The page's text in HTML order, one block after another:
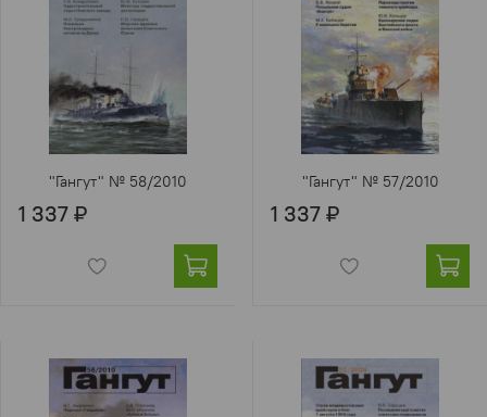
"Гангут" № 58/2010
1 337 ₽
"Гангут" № 57/2010
1 337 ₽